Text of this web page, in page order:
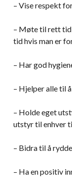
– Vise respekt
– Møte til rett tid
tid hvis man er
– Har god
– Hjelper alle til
– Holde eget
utstyr til enhver
– Bidra til å
– Ha en positiv